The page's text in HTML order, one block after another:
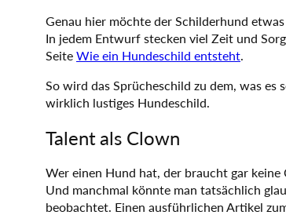
Genau hier möchte der Schilderhund
In jedem Entwurf stecken viel Zeit und
Seite Wie ein Hundeschild entsteht.
So wird das Sprücheschild zu dem, was
wirklich lustiges Hundeschild.
Talent als Clown
Wer einen Hund hat, der braucht gar keine
Und manchmal könnte man tatsächlich
beobachtet. Einen ausführlichen Artikel